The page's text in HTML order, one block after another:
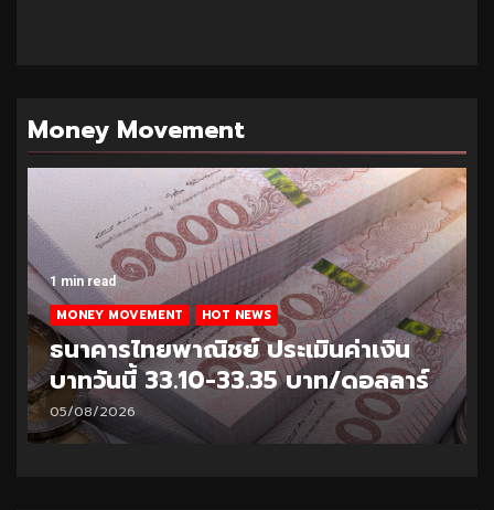
Money Movement
1 min read
MONEY MOVEMENT HOT NEWS
ธนาคารไทยพาณิชย์ ประเมินค่าเงิน
บาทวันนี้ 33.10-33.35 บาท/ดอลลาร์
05/08/2026